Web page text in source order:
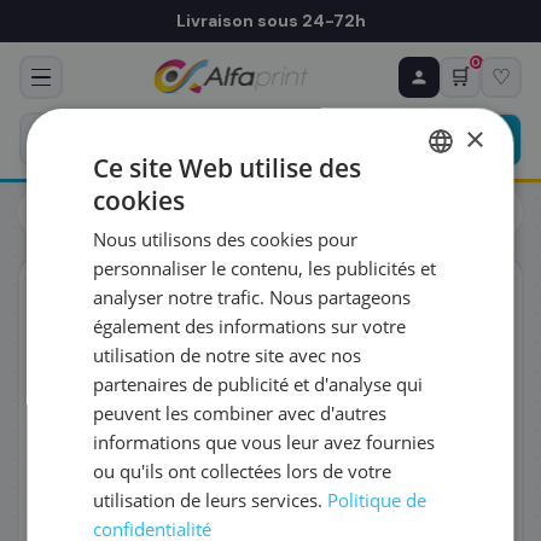
Livraison sous 24-72h
🛒
0
♡
Cartouches
Canon
ORIGINAL
♻ COMMANDE RÉCURRENTE
Prévoyez & économisez
Programmez votre prochain achat — notre équipe
vous prépare un devis personnalisé
RÉFÉRENCE DU PRODUIT
FRÉQUENCE
QUANTITÉ PAR LIVRAISON
DATE DE PREMIÈRE LIVRAISON SOUHAITÉE
×
Ce site Web utilise des
cookies
Nous utilisons des cookies pour
personnaliser le contenu, les publicités et
analyser notre trafic. Nous partageons
également des informations sur votre
utilisation de notre site avec nos
partenaires de publicité et d'analyse qui
peuvent les combiner avec d'autres
informations que vous leur avez fournies
ou qu'ils ont collectées lors de votre
utilisation de leurs services. Politique de
confidentialité